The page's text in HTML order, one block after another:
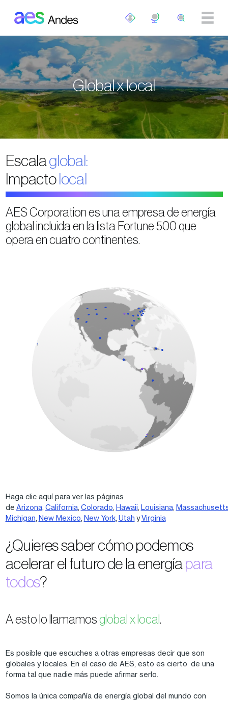
Global x local
Escalaglobal:
Impactolocal
AES Corporation es una empresa de energía
global incluida en la lista Fortune 500 que
opera en cuatro continentes.
Haga clic aquí para ver las páginas
de Arizona, California, Colorado Hawaii Louisiana,
Michigan New Mexico New York, Utah yVirginia
¿Quieres saber cómo podemos
acelerar el futuro de la energíapara
todos?
A esto lo llamamosglobal x local.
Es posible que escuches a otras empresas decir que son
globales y locales. En el caso de AES, esto es cierto de una
forma tal que nadie más puede afirmar serlo.
Somos la única compañía de energía global del mundo con